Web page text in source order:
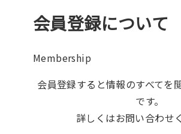
会員登録について
Membership
会員登録すると情報のすべてを
です。
詳しくはお問い合わせ